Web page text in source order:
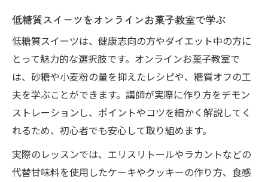
低糖質スイーツをオンラインお菓子教室で学ぶ
低糖質スイーツは、健康志向の方やダイエット中の方に
とって魅力的な選択肢です。オンラインお菓子教室で
は、砂糖や小麦粉の量を抑えたレシピや、糖質オフの工
夫を学ぶことができます。講師が実際に作り方をデモン
ストレーションし、ポイントやコツを細かく解説してく
れるため、初心者でも安心して取り組めます。
実際のレッスンでは、エリスリトールやラカントなどの
代替甘味料を使用したケーキやクッキーの作り方、食感